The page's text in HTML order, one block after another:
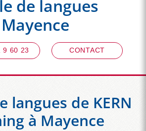
de langues
Mayence
9 60 23 CONTACT
langues de KERN
à Mayence